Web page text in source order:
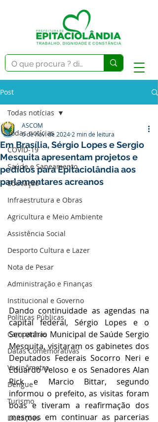
Post
Todas notícias
COVID-19
Saúde e Saneamento
Educação
Infraestrutura e Obras
Agricultura e Meio Ambiente
Assistência Social
Desporto Cultura e Lazer
Nota de Pesar
Administração e Finanças
Institucional e Governo
Políticas Públicas
Campanhas
Datas Comemorativas
Vacinômetro
Dengue
Turismo
Licitações
Todas notícias
Em Brasília, Sérgio Lopes e Sergio
Mesquita apresentam projetos e
pedidos para Epitaciolândia aos
parlamentares acreanos
ASCOM
6 de nov. de 2024 2 min de leitura
Dando continuidade as agendas na
capital federal, Sérgio Lopes e o
Secretário Municipal de Saúde Sergio
Mesquita, visitaram os gabinetes dos
Deputados Federais Socorro Neri e
Eduardo Veloso e os Senadores Alan
Rick e Marcio Bittar, segundo
informou o prefeito, as visitas foram
boas e tiveram a reafirmação dos
mesmos em continuar as parcerias